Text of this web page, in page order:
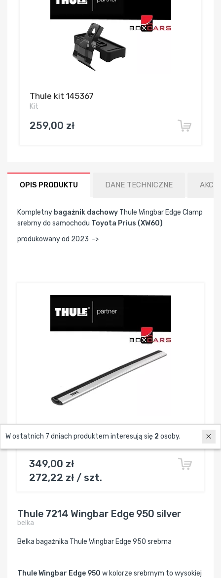
Thule kit 145367
Kit
259,00 zł
OPIS PRODUKTU DANE TECHNICZNE
Kompletny bagażnik dachowy Thule Wingbar Edge Clamp
srebrny do samochodu Toyota Prius (XW60)
produkowany od 2023 ->
Thule 7214 Wingbar Edge 950 silver
349,00 zł
272,22 zł / szt.
Thule 7214 Wingbar Edge 950 silver
belka
Belka bagażnika Thule Wingbar Edge 950 srebrna
Thule Wingbar Edge 950 w kolorze srebrnym to wysokiej
W ostatnich 7 dniach produktem interesują się 2 osoby.